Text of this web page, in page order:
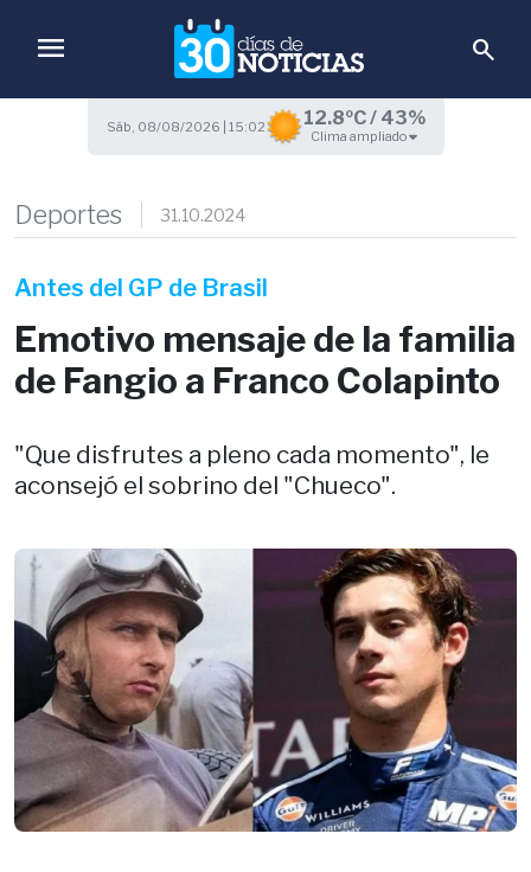
menu search
Sáb, 08/08/2026 | 15:02 12.8ºC / 43%
Clima ampliado
Deportes 31.10.2024
Antes del GP de Brasil
Emotivo mensaje de la familia
de Fangio a Franco Colapinto
"Que disfrutes a pleno cada momento", le
aconsejó el sobrino del "Chueco".